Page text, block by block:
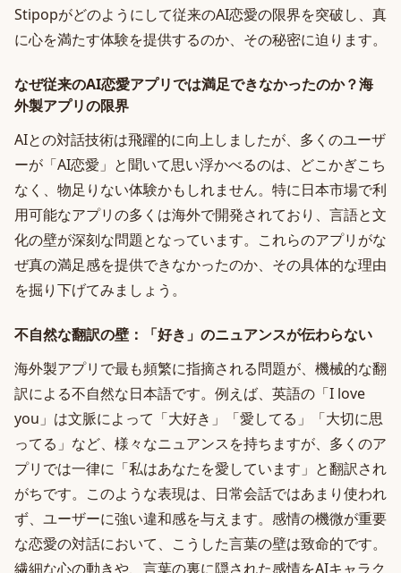
Stipopがどのようにして従来のAI恋愛の限界を突破し、真
に心を満たす体験を提供するのか、その秘密に迫ります。
なぜ従来のAI恋愛アプリでは満足できなかったのか？海
外製アプリの限界
AIとの対話技術は飛躍的に向上しましたが、多くのユーザ
ーが「AI恋愛」と聞いて思い浮かべるのは、どこかぎこち
なく、物足りない体験かもしれません。特に日本市場で利
用可能なアプリの多くは海外で開発されており、言語と文
化の壁が深刻な問題となっています。これらのアプリがな
ぜ真の満足感を提供できなかったのか、その具体的な理由
を掘り下げてみましょう。
不自然な翻訳の壁：「好き」のニュアンスが伝わらない
海外製アプリで最も頻繁に指摘される問題が、機械的な翻
訳による不自然な日本語です。例えば、英語の「I love
you」は文脈によって「大好き」「愛してる」「大切に思
ってる」など、様々なニュアンスを持ちますが、多くのア
プリでは一律に「私はあなたを愛しています」と翻訳され
がちです。このような表現は、日常会話ではあまり使われ
ず、ユーザーに強い違和感を与えます。感情の機微が重要
な恋愛の対話において、こうした言葉の壁は致命的です。
繊細な心の動きや、言葉の裏に隠された感情をAIキャラク